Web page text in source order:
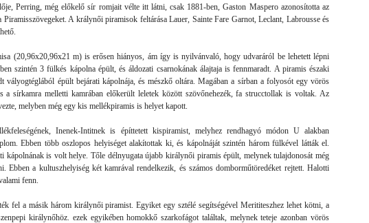
Perring, még előkelő sír romjait vélte itt látni, csak 1881-ben, Gaston Maspero azonosította az
Piramisszövegeket. A králynői piramisok feltárása Lauer, Sainte Fare Garnot, Leclant, Labrousse és
(20,96x20,96x21 m) is erősen hiányos, ám így is nyilvánvaló, hogy udvaráról be lehetett lépni
szintén 3 fülkés kápolna épült, és áldozati csarnokának álajtaja is fennmaradt. A piramis északi
vályogtéglából épült bejárati kápolnája, és mészkő oltára. Magában a sírban a folyosót egy vörös
a sírkamra melletti kamrában előkerült leletek között szövőnehezék, fa strucctollak is voltak. Az
melyben még egy kis mellékpiramis is helyet kapott.
Inenek-Intitnek is építtetett kispiramist, melyhez rendhagyó módon U alakban
Ebben több oszlopos helyiséget alakítottak ki, és kápolnáját szintén három fülkével látták el.
kápolnának is volt helye. Tőle délnyugata újabb királynői piramis épült, melynek tulajdonosát még
Ebben a kultuszhelyiség két kamrával rendelkezik, és számos domborműtöredéket rejtett. Halotti
fenn.
fel a másik három királynői piramist. Egyiket egy sztélé segítségével Merititeszhez lehet kötni, a
királynőhöz. ezek egyikében homokkő szarkofágot találtak, melynek teteje azonban vörös